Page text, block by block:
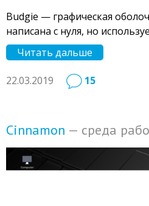
Budgie — графическая
написана с нуля, но
Читать дальше
22.03.2019 15
Cinnamon — среда